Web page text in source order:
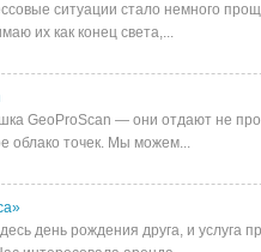
ситуации стало немного
их как конец света,...
GeoProScan — они отдают не
облако точек. Мы можем...
день рождения друга, и услуга